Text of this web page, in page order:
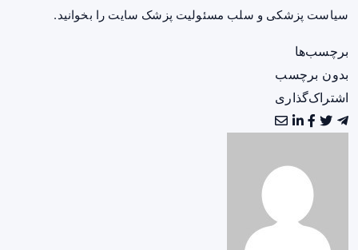
سیاست پزشکی و سلب مسئولیت پزشک سایت را بخوانید.
برچسب‌ها
بدون برچسب
اشتراک‌گذاری